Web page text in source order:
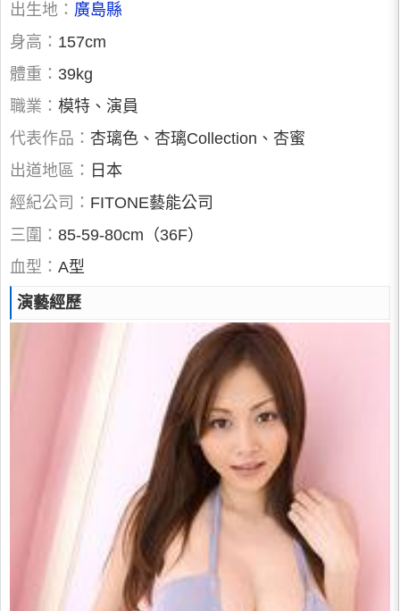
出生地： 廣島縣
身高： 157cm
體重： 39kg
職業： 模特、演員
代表作品： 杏璃色、杏璃Collection、杏蜜
出道地區： 日本
經紀公司： FITONE藝能公司
三圍： 85-59-80cm（36F）
血型： A型
演藝經歷